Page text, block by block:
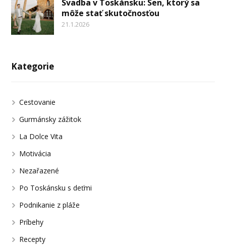
Svadba v Toskánsku: Sen, ktorý sa
môže stať skutočnosťou
21.1.2026
Kategorie
Cestovanie
Gurmánsky zážitok
La Dolce Vita
Motivácia
Nezařazené
Po Toskánsku s deťmi
Podnikanie z pláže
Príbehy
Recepty